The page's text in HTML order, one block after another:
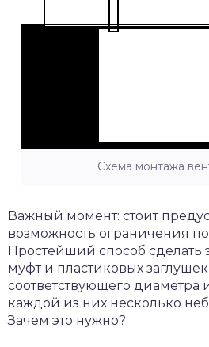
Схема монтажа
Важный момент: стоит
возможность ограничения
Простейший способ сделать
муфт и пластиковых
соответствующего диаметра
каждой из них несколько
Зачем это нужно?